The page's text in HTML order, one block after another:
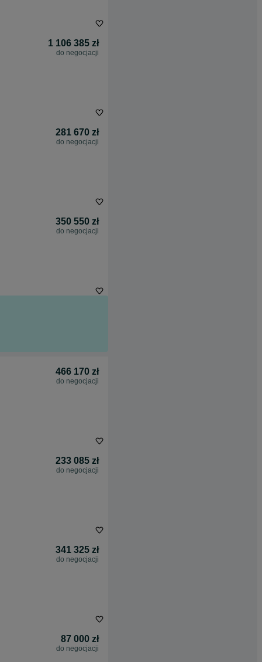
1 106 385 zł
do negocjacji
281 670 zł
do negocjacji
350 550 zł
do negocjacji
466 170 zł
do negocjacji
233 085 zł
do negocjacji
341 325 zł
do negocjacji
87 000 zł
do negocjacji